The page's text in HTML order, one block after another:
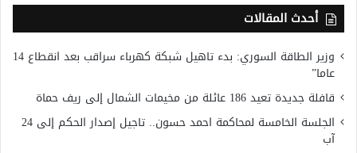
أحدث المقالات
وزير الطاقة السوري: بدء تاهيل شبكة كهرباء سراقب بعد انقطاع 14
عاما”
قافلة جديدة تعيد 186 عائلة من مخيمات الشمال إلى ريف حماة
الجلسة الخامسة لمحاكمة احمد حسون.. تاجيل إصدار الحكم إلى 24
آب